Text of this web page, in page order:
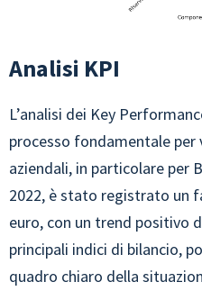
Analisi KPI
L’analisi dei Key
processo fondamentale
aziendali, in particolare per
2022, è stato registrato un
euro, con un trend positivo
principali indici di bilancio,
quadro chiaro della